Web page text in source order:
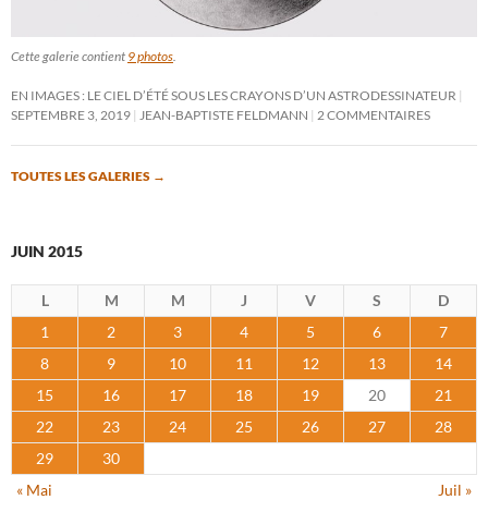
Cette galerie contient 9 photos.
EN IMAGES : LE CIEL D’ÉTÉ SOUS LES CRAYONS D’UN ASTRODESSINATEUR
SEPTEMBRE 3, 2019 JEAN-BAPTISTE FELDMANN 2 COMMENTAIRES
TOUTES LES GALERIES →
JUIN 2015
L M M J V S
D
1
2 3 4 5 6
7
8
9 10 11 12 13
14
15
16 17 18 19 20
21
22
23 24 25 26 27
28
29
30
« Mai
Juil »